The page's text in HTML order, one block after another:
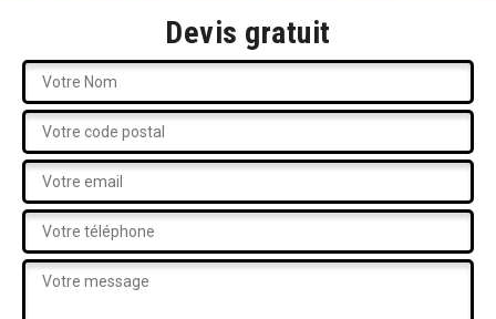
Devis gratuit